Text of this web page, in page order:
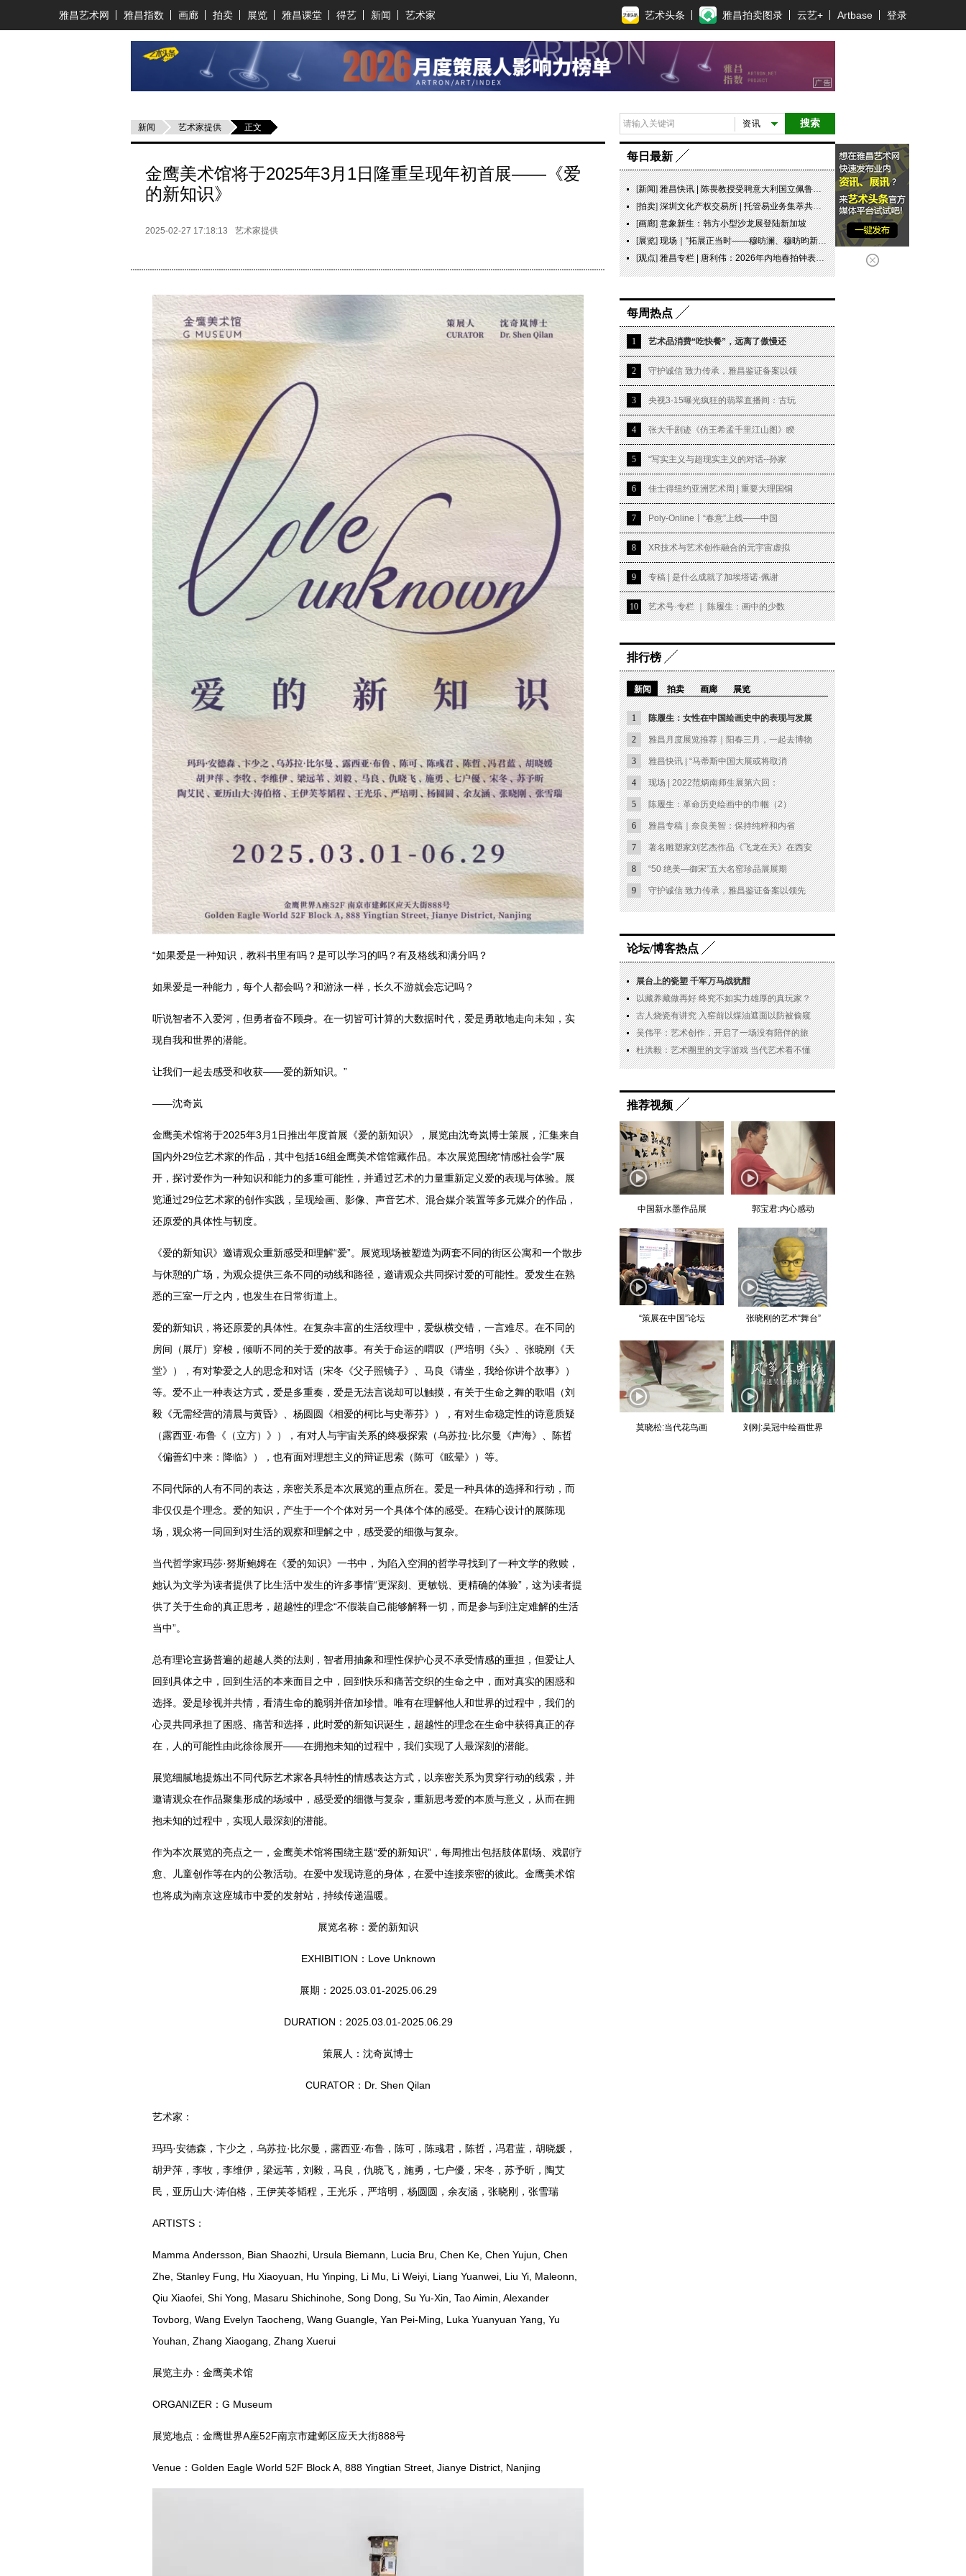
雅昌艺术网 雅昌指数 画廊 拍卖 展览 雅昌课堂 得艺 新闻 艺术家 艺术头条 雅昌拍卖图录 云艺+ Artbase 登录
新闻 艺术家提供 正文
金鹰美术馆将于2025年3月1日隆重呈现年初首展——《爱
的新知识》
2025-02-27 17:18:13 艺术家提供
“如果爱是一种知识，教科书里有吗？是可以学习的吗？有及格线和满分吗？
如果爱是一种能力，每个人都会吗？和游泳一样，长久不游就会忘记吗？
听说智者不入爱河，但勇者奋不顾身。在一切皆可计算的大数据时代，爱是勇敢地走向未知，实
现自我和世界的潜能。
让我们一起去感受和收获——爱的新知识。”
——沈奇岚
金鹰美术馆将于2025年3月1日推出年度首展《爱的新知识》，展览由沈奇岚博士策展，汇集来自
国内外29位艺术家的作品，其中包括16组金鹰美术馆馆藏作品。本次展览围绕“情感社会学”展
开，探讨爱作为一种知识和能力的多重可能性，并通过艺术的力量重新定义爱的表现与体验。展
览通过29位艺术家的创作实践，呈现绘画、影像、声音艺术、混合媒介装置等多元媒介的作品，
还原爱的具体性与韧度。
《爱的新知识》邀请观众重新感受和理解“爱”。展览现场被塑造为两套不同的街区公寓和一个散步
与休憩的广场，为观众提供三条不同的动线和路径，邀请观众共同探讨爱的可能性。爱发生在熟
悉的三室一厅之内，也发生在日常街道上。
爱的新知识，将还原爱的具体性。在复杂丰富的生活纹理中，爱纵横交错，一言难尽。在不同的
房间（展厅）穿梭，倾听不同的关于爱的故事。有关于命运的喟叹（严培明《头》、张晓刚《天
堂》），有对挚爱之人的思念和对话（宋冬《父子照镜子》、马良《请坐，我给你讲个故事》）
等。爱不止一种表达方式，爱是多重奏，爱是无法言说却可以触摸，有关于生命之舞的歌唱（刘
毅《无需经营的清晨与黄昏》、杨圆圆《相爱的柯比与史蒂芬》），有对生命稳定性的诗意质疑
（露西亚·布鲁《（立方）》），有对人与宇宙关系的终极探索（乌苏拉·比尔曼《声海》、陈哲
《偏善幻中来：降临》），也有面对理想主义的辩证思索（陈可《眩晕》）等。
不同代际的人有不同的表达，亲密关系是本次展览的重点所在。爱是一种具体的选择和行动，而
非仅仅是个理念。爱的知识，产生于一个个体对另一个具体个体的感受。在精心设计的展陈现
场，观众将一同回到对生活的观察和理解之中，感受爱的细微与复杂。
当代哲学家玛莎·努斯鲍姆在《爱的知识》一书中，为陷入空洞的哲学寻找到了一种文学的救赎，
她认为文学为读者提供了比生活中发生的许多事情“更深刻、更敏锐、更精确的体验”，这为读者提
供了关于生命的真正思考，超越性的理念“不假装自己能够解释一切，而是参与到注定难解的生活
当中”。
总有理论宣扬普遍的超越人类的法则，智者用抽象和理性保护心灵不承受情感的重担，但爱让人
回到具体之中，回到生活的本来面目之中，回到快乐和痛苦交织的生命之中，面对真实的困惑和
选择。爱是珍视并共情，看清生命的脆弱并倍加珍惜。唯有在理解他人和世界的过程中，我们的
心灵共同承担了困惑、痛苦和选择，此时爱的新知识诞生，超越性的理念在生命中获得真正的存
在，人的可能性由此徐徐展开——在拥抱未知的过程中，我们实现了人最深刻的潜能。
展览细腻地提炼出不同代际艺术家各具特性的情感表达方式，以亲密关系为贯穿行动的线索，并
邀请观众在作品聚集形成的场域中，感受爱的细微与复杂，重新思考爱的本质与意义，从而在拥
抱未知的过程中，实现人最深刻的潜能。
作为本次展览的亮点之一，金鹰美术馆将围绕主题“爱的新知识”，每周推出包括肢体剧场、戏剧疗
愈、儿童创作等在内的公教活动。在爱中发现诗意的身体，在爱中连接亲密的彼此。金鹰美术馆
也将成为南京这座城市中爱的发射站，持续传递温暖。
展览名称：爱的新知识
EXHIBITION：Love Unknown
展期：2025.03.01-2025.06.29
DURATION：2025.03.01-2025.06.29
策展人：沈奇岚博士
CURATOR：Dr. Shen Qilan
艺术家：
玛玛·安德森，卞少之，乌苏拉·比尔曼，露西亚·布鲁，陈可，陈彧君，陈哲，冯君蓝，胡晓媛，
胡尹萍，李牧，李维伊，梁远苇，刘毅，马良，仇晓飞，施勇，七户優，宋冬，苏予昕，陶艾
民，亚历山大·涛伯格，王伊芙苓韬程，王光乐，严培明，杨圆圆，余友涵，张晓刚，张雪瑞
ARTISTS：
Mamma Andersson, Bian Shaozhi, Ursula Biemann, Lucia Bru, Chen Ke, Chen Yujun, Chen
Zhe, Stanley Fung, Hu Xiaoyuan, Hu Yinping, Li Mu, Li Weiyi, Liang Yuanwei, Liu Yi, Maleonn,
Qiu Xiaofei, Shi Yong, Masaru Shichinohe, Song Dong, Su Yu-Xin, Tao Aimin, Alexander
Tovborg, Wang Evelyn Taocheng, Wang Guangle, Yan Pei-Ming, Luka Yuanyuan Yang, Yu
Youhan, Zhang Xiaogang, Zhang Xuerui
展览主办：金鹰美术馆
ORGANIZER：G Museum
展览地点：金鹰世界A座52F南京市建邺区应天大街888号
Venue：Golden Eagle World 52F Block A, 888 Yingtian Street, Jianye District, Nanjing
搜索
资讯
每日最新
[新闻]雅昌快讯 | 陈畏教授受聘意大利国立佩鲁贾美术学院客座教授
[拍卖]深圳文化产权交易所 | 托管易业务集萃共赏 吉光瓷影
[画廊]意象新生：韩方小型沙龙展登陆新加坡
[展览]现场｜“拓展正当时——穆昉澜、穆昉昀新帛画艺术展”在京展出
[观点]雅昌专栏 | 唐利伟：2026年内地春拍钟表市场观察 赛道重构、圈层分化与收藏逻辑迭代
每周热点
1 艺术品消费“吃快餐”，远离了傲慢还
2 守护诚信 致力传承，雅昌鉴证备案以领
3 央视3·15曝光疯狂的翡翠直播间：古玩
4 张大千剧迹《仿王希孟千里江山图》睽
5 “写实主义与超现实主义的对话--孙家
6 佳士得纽约亚洲艺术周 | 重要大理国铜
7 Poly-Online丨“春意”上线——中国
8 XR技术与艺术创作融合的元宇宙虚拟
9 专稿 | 是什么成就了加埃塔诺·佩谢
10 艺术号·专栏 ｜ 陈履生：画中的少数
排行榜
新闻 拍卖 画廊 展览
1 陈履生：女性在中国绘画史中的表现与发展
2 雅昌月度展览推荐｜阳春三月，一起去博物
3 雅昌快讯 | “马蒂斯中国大展或将取消
4 现场 | 2022范炳南师生展第六回：
5 陈履生：革命历史绘画中的巾帼（2）
6 雅昌专稿｜奈良美智：保持纯粹和内省
7 著名雕塑家刘艺杰作品《飞龙在天》在西安
8 “50 绝美—御宋”五大名窑珍品展展期
9 守护诚信 致力传承，雅昌鉴证备案以领先
论坛/博客热点
展台上的瓷塑 千军万马战犹酣
以藏养藏做再好 终究不如实力雄厚的真玩家？
古人烧瓷有讲究 入窑前以煤油遮面以防被偷窥
吴伟平：艺术创作，开启了一场没有陪伴的旅
杜洪毅：艺术圈里的文字游戏 当代艺术看不懂
推荐视频
中国新水墨作品展 郭宝君:内心感动
“策展在中国”论坛 张晓刚的艺术“舞台”
莫晓松:当代花鸟画 刘刚:吴冠中绘画世界